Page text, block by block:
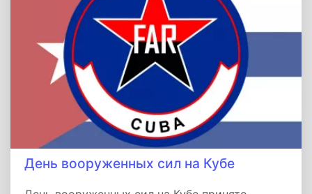
семинарии, и вскоре, проявив большие
способности к проповеди и языкам, обратил
на себя внимание ее устроителя митрополита
Платона. С 1803 года Василий Михайлович
уже сам здесь преподавал.
День вооруженных сил на Кубе